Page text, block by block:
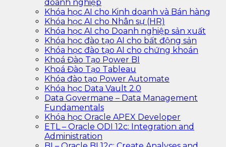
doanh nghiệp
Khóa học AI cho Kinh doanh và Bán hàng
Khóa học AI cho Nhân sự (HR)
Khóa học AI cho Doanh nghiệp sản xuất
Khóa học đào tạo AI cho bất động sản
Khóa học đào tạo AI cho chứng khoán
Khoá Đào Tạo Power BI
Khoá Đào Tạo Tableau
Khóa đào tạo Power Automate
Khóa học Data Vault 2.0
Data Govermane – Data Management
Fundamentals
Khóa học Oracle APEX Developer
ETL – Oracle ODI 12c: Integration and
Administration